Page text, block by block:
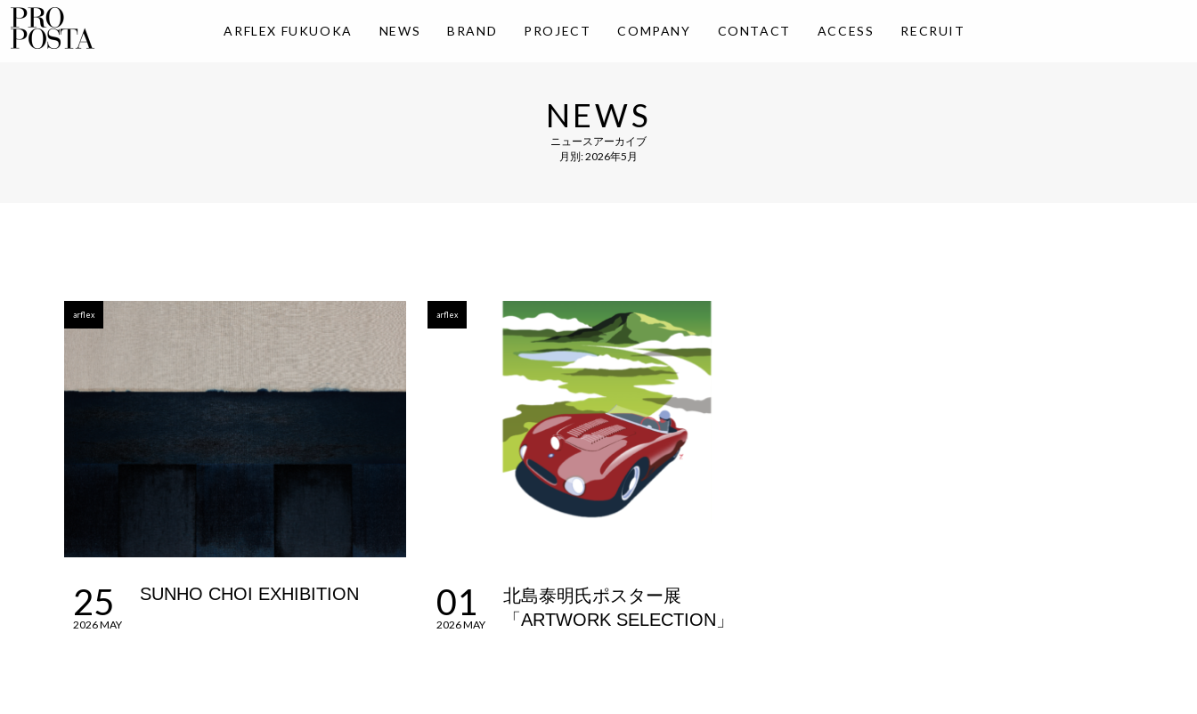
ARFLEX FUKUOKA NEWS BRAND PROJECT COMPANY CONTACT ACCESS RECRUIT
NEWS
ニュースアーカイブ
月別: 2026年5月
arflex
25
2026 MAY
SUNHO CHOI EXHIBITION
arflex
01
2026 MAY
北島泰明氏ポスター展
「ARTWORK SELECTION」